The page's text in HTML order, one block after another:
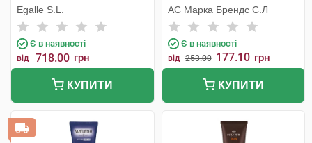
Egalle S.L.
Є в наявності
від 718.00 грн
КУПИТИ
АС Марка Брендс С.Л
Є в наявності
від 253.00 177.10 грн
КУПИТИ